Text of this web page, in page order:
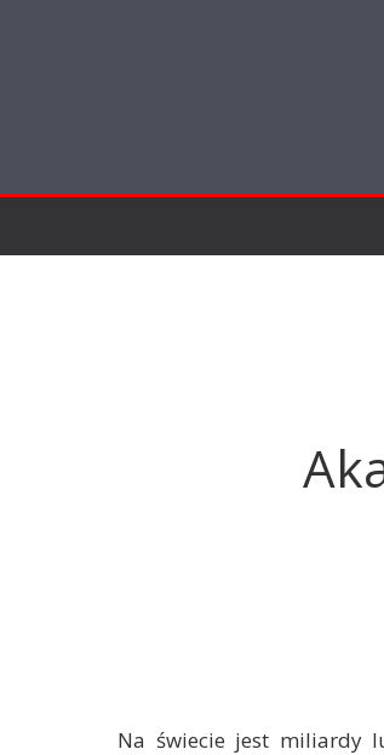
Na świecie jest miliardy